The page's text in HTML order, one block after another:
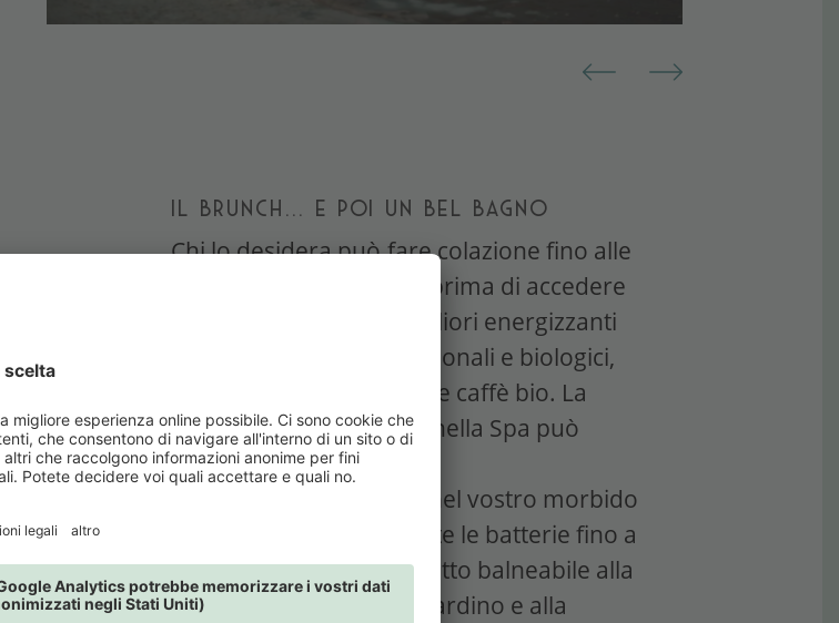
IL BRUNCH... E POI UN BEL BAGNO
Chi lo desidera può fare colazione fino alle
11.00 nella Kaffeehaus, prima di accedere
alla Spa VillaVerde. I migliori energizzanti
fatti in casa, prodotti regionali e biologici,
pane fresco e croccante e caffè bio. La
vostra breve avventura nella Spa può
cominciare!
Dopo colazione, avvolti nel vostro morbido
accappatoio, ricaricherete le batterie fino a
sera, passando dal laghetto balneabile alla
piscina, dalla sauna in giardino e alla